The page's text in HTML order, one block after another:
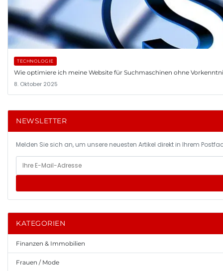
TECHNOLOGIE
Wie optimiere ich meine Website für Suchmaschinen ohne
8. Oktober 2025
NEWSLETTER
Melden Sie sich an, um unsere neuesten Artikel direkt in Ihrem
KATEGORIEN
Finanzen & Immobilien
Frauen / Mode